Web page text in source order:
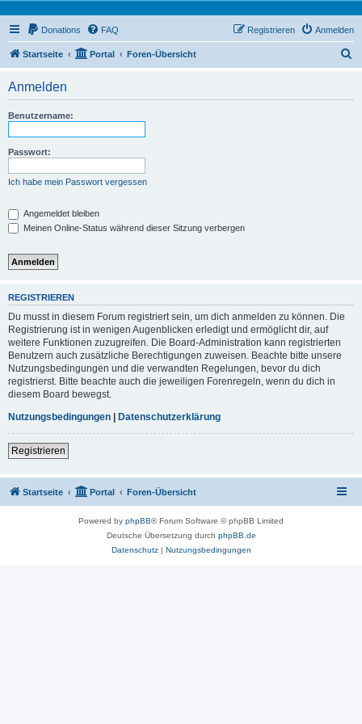
Donations FAQ Anmelden
Registrieren
Startseite Portal Foren-Übersicht
Anmelden
Benutzername:
Passwort:
Ich habe mein Passwort vergessen
Angemeldet bleiben
Meinen Online-Status während dieser Sitzung verbergen
REGISTRIEREN
Du musst in diesem Forum registriert sein, um dich anmelden zu können. Die
Registrierung ist in wenigen Augenblicken erledigt und ermöglicht dir, auf
weitere Funktionen zuzugreifen. Die Board-Administration kann registrierten
Benutzern auch zusätzliche Berechtigungen zuweisen. Beachte bitte unsere
Nutzungsbedingungen und die verwandten Regelungen, bevor du dich
registrierst. Bitte beachte auch die jeweiligen Forenregeln, wenn du dich in
diesem Board bewegst.
Nutzungsbedingungen | Datenschutzerklärung
Registrieren
Startseite Portal Foren-Übersicht
Powered by phpBB® Forum Software © phpBB Limited
Deutsche Übersetzung durch phpBB.de
Datenschutz| Nutzungsbedingungen